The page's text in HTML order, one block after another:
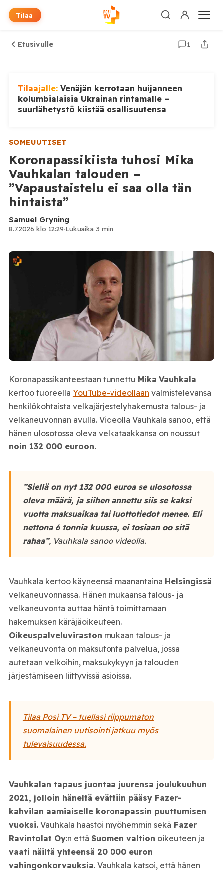
Tilaa
Etusivulle 1
Tilaajalle: Venäjän kerrotaan huijanneen
kolumbialaisia Ukrainan rintamalle –
suurlähetystö kiistää osallisuutensa
SOMEUUTISET
Koronapassikiista tuhosi Mika
Vauhkalan talouden –
”Vapaustaistelu ei saa olla tän
hintaista”
Samuel Gryning
8.7.2026 klo 12:29·Lukuaika 3 min
Koronapassikanteestaan tunnettu Mika Vauhkala
kertoo tuoreella YouTube-videollaan valmistelevansa
henkilökohtaista velkajärjestelyhakemusta talous- ja
velkaneuvonnan avulla. Videolla Vauhkala sanoo, että
hänen ulosotossa oleva velkataakkansa on noussut
noin 132 000 euroon.
”Siellä on nyt 132 000 euroa se ulosotossa
oleva määrä, ja siihen annettu siis se kaksi
vuotta maksuaikaa tai luottotiedot menee. Eli
nettona 6 tonnia kuussa, ei tosiaan oo sitä
rahaa”, Vauhkala sanoo videolla.
Vauhkala kertoo käyneensä maanantaina Helsingissä
velkaneuvonnassa. Hänen mukaansa talous- ja
velkaneuvonta auttaa häntä toimittamaan
hakemuksen käräjäoikeuteen.
Oikeuspalveluviraston mukaan talous- ja
velkaneuvonta on maksutonta palvelua, jossa
autetaan velkoihin, maksukykyyn ja talouden
järjestämiseen liittyvissä asioissa.
Tilaa Posi TV – tuellasi riippumaton
suomalainen uutisointi jatkuu myös
tulevaisuudessa.
Vauhkalan tapaus juontaa juurensa joulukuuhun
2021, jolloin häneltä evättiin pääsy Fazer-
kahvilan aamiaiselle koronapassin puuttumisen
vuoksi.Vauhkala haastoi myöhemmin sekä Fazer
Ravintolat Oy:n että Suomen valtion oikeuteen ja
vaati näiltä yhteensä 20 000 euron
vahingonkorvauksia. Vauhkala katsoi, että hänen